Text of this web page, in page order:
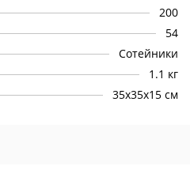
200
54
Сотейники
1.1 кг
35х35х15 см